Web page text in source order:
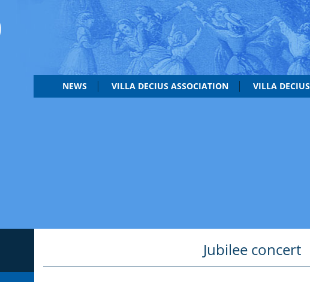
NEWS VILLA DECIUS ASSOCIATION VILLA DECIUS
Jubilee concert